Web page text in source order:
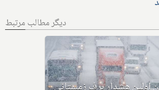
دیگر مطالب مرتبط